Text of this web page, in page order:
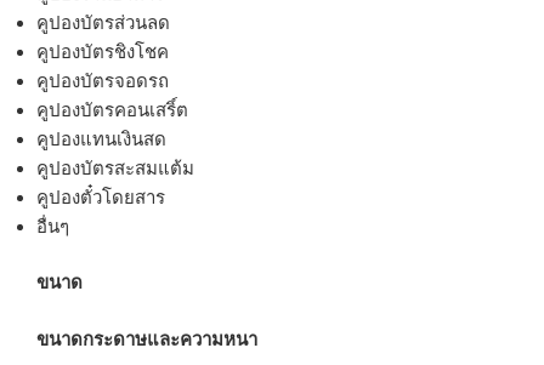
คูปองบัตรส่วนลด
คูปองบัตรชิงโชค
คูปองบัตรจอดรถ
คูปองบัตรคอนเสริ์ต
คูปองแทนเงินสด
คูปองบัตรสะสมแต้ม
คูปองตั๋วโดยสาร
อื่นๆ
ขนาด
ขนาดกระดาษและความหนา